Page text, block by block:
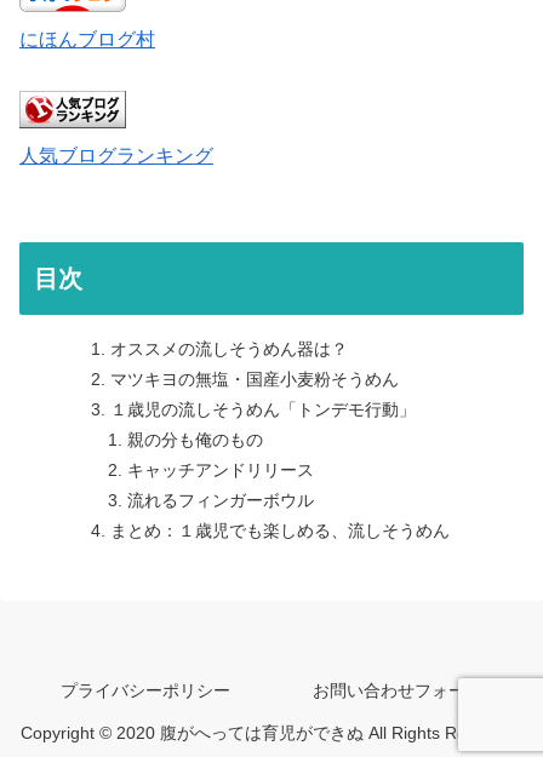
にほんブログ村
人気ブログランキング
目次
オススメの流しそうめん器は？
マツキヨの無塩・国産小麦粉そうめん
１歳児の流しそうめん「トンデモ行動」
親の分も俺のもの
キャッチアンドリリース
流れるフィンガーボウル
まとめ：１歳児でも楽しめる、流しそうめん
プライバシーポリシー お問い合わせフォーム
Copyright © 2020 腹がへっては育児ができぬ All Rights Reserved.